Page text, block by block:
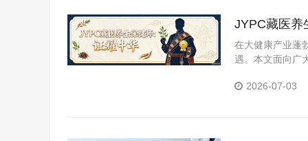
JYPC藏医养
在大健康产业蓬
遇。本文面向广
2026-07-03